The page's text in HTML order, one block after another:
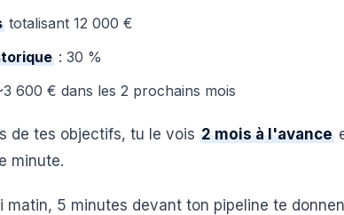
totalisant 12 000 €
: 30 %
600 € dans les 2 prochains mois
de tes objectifs, tu le vois 2 mois à l'avance
minute.
matin, 5 minutes devant ton pipeline te